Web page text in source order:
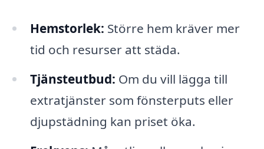
Hemstorlek: Större hem kräver mer
tid och resurser att städa.
Tjänsteutbud: Om du vill lägga till
extratjänster som fönsterputs eller
djupstädning kan priset öka.